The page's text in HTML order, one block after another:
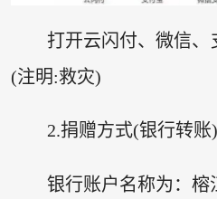
打开云闪付、微信
(注明:救灾)
2.捐赠方式(银行转账
银行账户名称为：榕